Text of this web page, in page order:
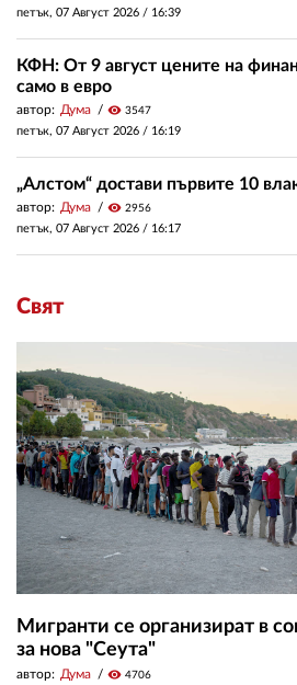
петък, 07 Август 2026 / 16:39
КФН: От 9 август цените на
само в евро
автор: Дума visibility 3547
петък, 07 Август 2026 / 16:19
„Алстом“ достави първите 10
автор: Дума visibility 2956
петък, 07 Август 2026 / 16:17
Свят
Мигранти се организират в
за нова "Сеута"
автор: Дума visibility 4706